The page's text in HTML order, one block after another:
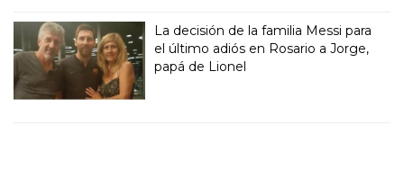
La decisión de la familia Messi para
el último adiós en Rosario a Jorge,
papá de Lionel